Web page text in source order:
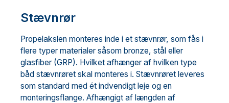
Stævnrør
Propelakslen monteres inde i et stævnrør, som fås i
flere typer materialer såsom bronze, stål eller
glasfiber (GRP). Hvilket afhænger af hvilken type
båd stævnrøret skal monteres i. Stævnrøret leveres
som standard med ét indvendigt leje og en
monteringsflange. Afhængigt af længden af ​​